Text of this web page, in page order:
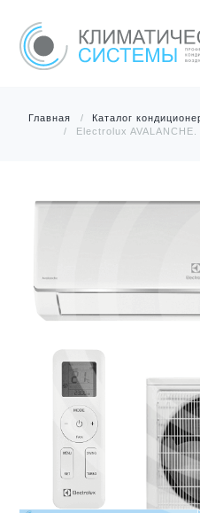
Главная Каталог
Electrolux AVALANCHE.